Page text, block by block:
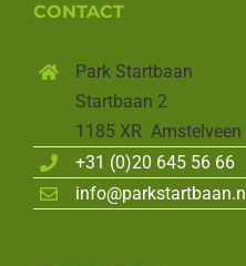
CONTACT
Park Startbaan
Startbaan 2
1185 XR Amstelveen
+31 (0)20 645 56 66
info@parkstartbaan.nl